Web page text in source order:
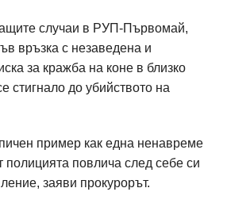
случаи в РУП-Първомай,
връзка с незаведена и
за кражба на коне в близко
стигнало до убийството на
пример как една ненавреме
повлича след себе си
заяви прокурорът.